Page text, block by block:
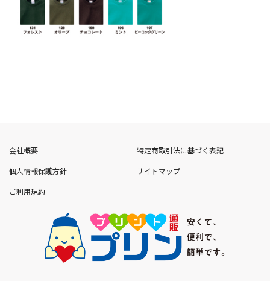
会社概要
特定商取引法に基づく表記
個人情報保護方針
サイトマップ
ご利用規約